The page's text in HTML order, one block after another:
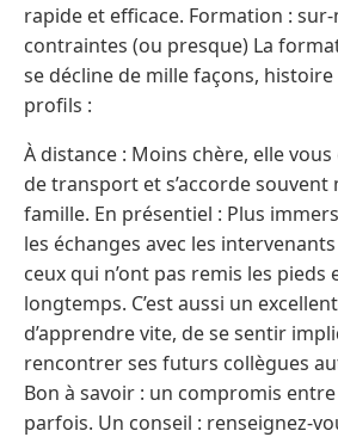
rapide et efficace. Formation :
contraintes (ou presque) La
se décline de mille façons,
profils :
À distance : Moins chère, elle
de transport et s’accorde souvent
famille. En présentiel : Plus
les échanges avec les
ceux qui n’ont pas remis les pieds
longtemps. C’est aussi un
d’apprendre vite, de se sentir
rencontrer ses futurs collègues
Bon à savoir : un compromis
parfois. Un conseil : renseignez-